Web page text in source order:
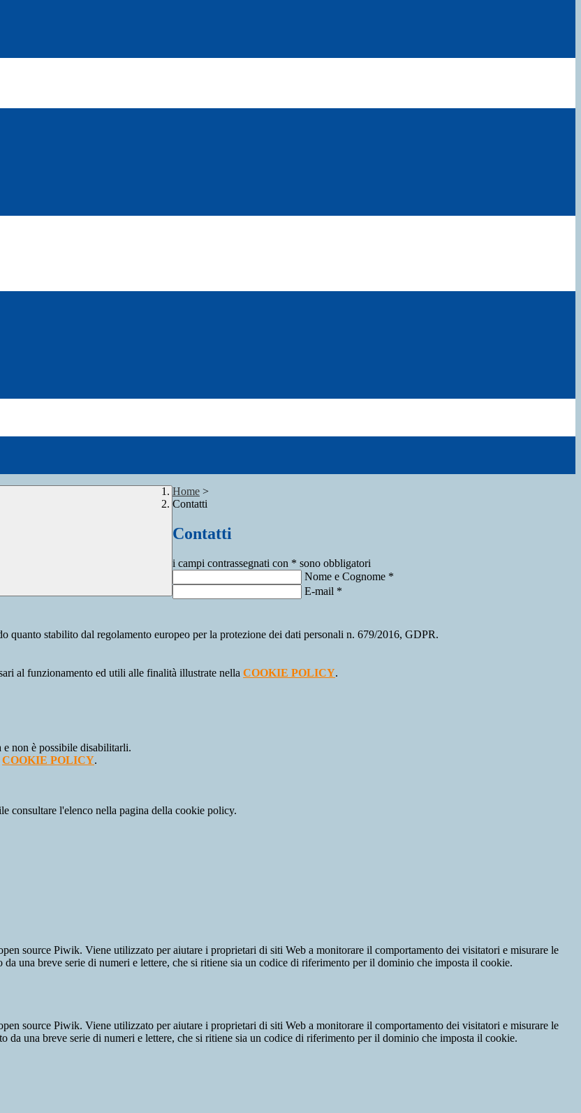
Home >
Contatti
Contatti
i campi contrassegnati con * sono obbligatori
Nome e Cognome *
E-mail *
stabilito dal regolamento europeo per la protezione dei dati personali n. 679/2016, GDPR.
al funzionamento ed utili alle finalità illustrate nella COOKIE POLICY.
non è possibile disabilitarli.
COOKIE POLICY.
consultare l'elenco nella pagina della cookie policy.
source Piwik. Viene utilizzato per aiutare i proprietari di siti Web a monitorare il comportamento dei visitatori e misurare le
una breve serie di numeri e lettere, che si ritiene sia un codice di riferimento per il dominio che imposta il cookie.
source Piwik. Viene utilizzato per aiutare i proprietari di siti Web a monitorare il comportamento dei visitatori e misurare le
una breve serie di numeri e lettere, che si ritiene sia un codice di riferimento per il dominio che imposta il cookie.